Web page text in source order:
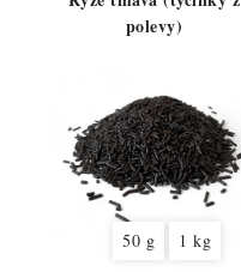
polevy)
50 g 1 kg